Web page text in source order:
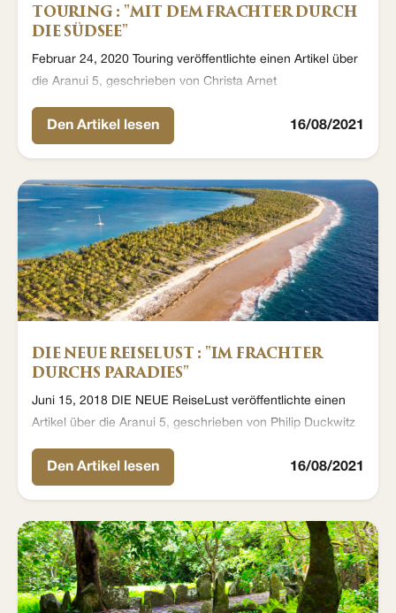
TOURING : "MIT DEM FRACHTER DURCH
DIE SÜDSEE"
Februar 24, 2020 Touring veröffentlichte einen Artikel über
die Aranui 5, geschrieben von Christa Arnet
Den Artikel lesen 16/08/2021
DIE NEUE REISELUST : "IM FRACHTER
DURCHS PARADIES"
Juni 15, 2018 DIE NEUE ReiseLust veröffentlichte einen
Artikel über die Aranui 5, geschrieben von Philip Duckwitz
Den Artikel lesen 16/08/2021